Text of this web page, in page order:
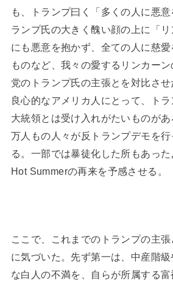
も、トランプ曰く「多くの人に悪
ランプ氏の大きく醜い顔の上に「
にも悪意を抱かず、全ての人に慈
ものなど、我々の愛するリンカー
党のトランプ氏の主張とを対比させ
良心的なアメリカ人にとって、ト
大統領とは受け入れがたいものが
万人もの人々が反トランプデモを
る。一部では暴徒化した所もあっ
Hot Summerの再来を予感させる。
ここで、これまでのトランプの主
に気づいた。先ず第一は、中産階
な白人の不満を、自らが所属する